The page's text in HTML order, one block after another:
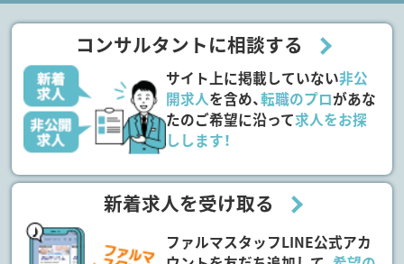
コンサルタントに相談する
サイト上に掲載していない非公
開求人を含め、転職のプロがあな
たのご希望に沿って求人をお探
しします！
新着求人を受け取る
ファルマスタッフLINE公式アカ